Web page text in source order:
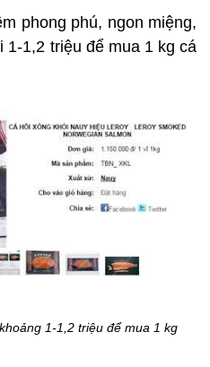
phong phú, ngon miệng,
1,2 triệu để mua 1 kg cá
1-1,2 triệu để mua 1 kg